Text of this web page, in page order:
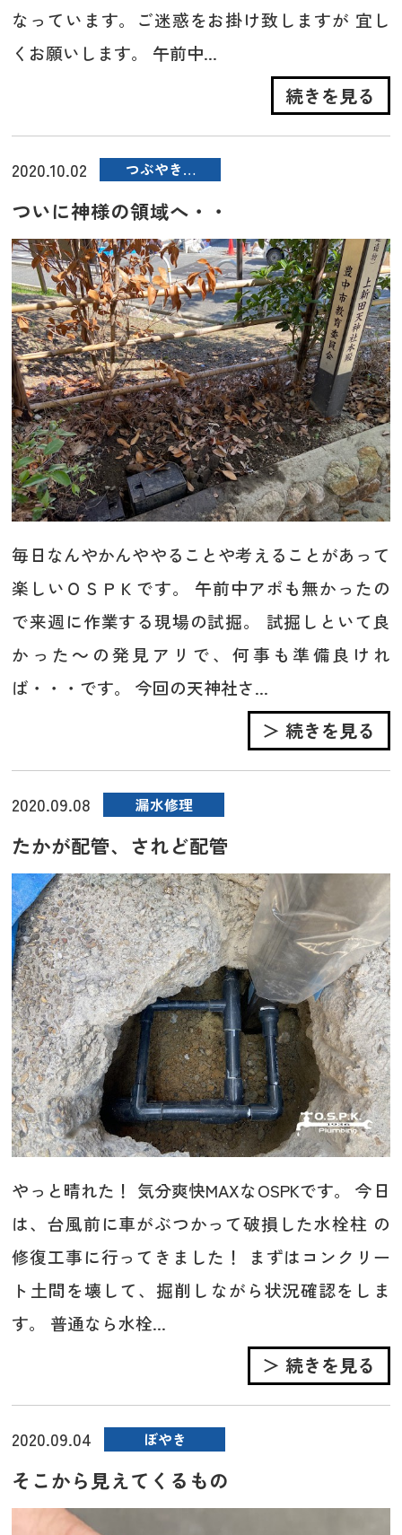
なっています。ご迷惑をお掛け致しますが 宜し
くお願いします。 午前中...
続きを見る
2020.10.02 つぶやき…
ついに神様の領域へ・・
毎日なんやかんややることや考えることがあって
楽しいＯＳＰＫです。 午前中アポも無かったの
で来週に作業する現場の試掘。 試掘しといて良
かった～の発見アリで、何事も準備良けれ
ば・・・です。 今回の天神社さ...
＞ 続きを見る
2020.09.08 漏水修理
たかが配管、されど配管
やっと晴れた！ 気分爽快MAXなOSPKです。 今日
は、台風前に車がぶつかって破損した水栓柱 の
修復工事に行ってきました！ まずはコンクリー
ト土間を壊して、掘削しながら状況確認をしま
す。 普通なら水栓...
＞ 続きを見る
2020.09.04 ぼやき
そこから見えてくるもの